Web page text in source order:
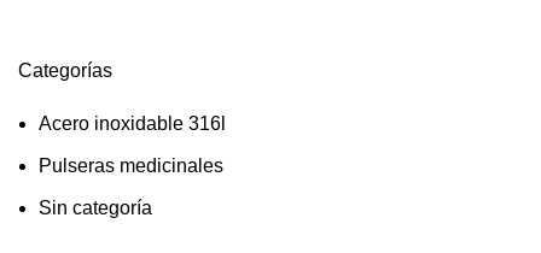
Categorías
Acero inoxidable 316l
Pulseras medicinales
Sin categoría